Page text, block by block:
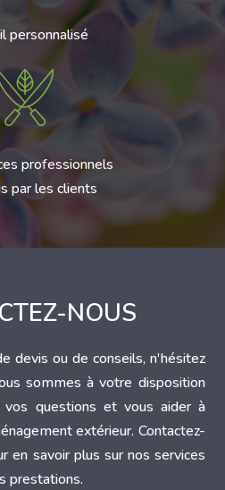
personnalisé
professionnels
par les clients
NOUS
devis ou de conseils, n'hésitez
sommes à votre disposition
questions et vous aider à
extérieur. Contactez-
en savoir plus sur nos services
prestations.